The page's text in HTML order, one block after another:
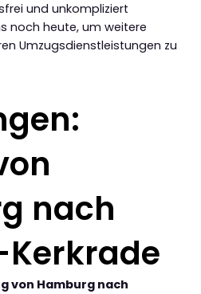
und unkompliziert
noch heute, um weitere
Umzugsdienstleistungen zu
nach
von Hamburg nach